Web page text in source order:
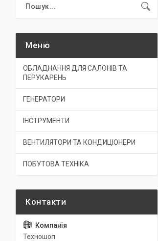
ОБЛАДНАННЯ ДЛЯ САЛОНІВ ТА
ПЕРУКАРЕНЬ
ГЕНЕРАТОРИ
ІНСТРУМЕНТИ
ВЕНТИЛЯТОРИ ТА КОНДИЦІОНЕРИ
ПОБУТОВА ТЕХНІКА
Техношоп